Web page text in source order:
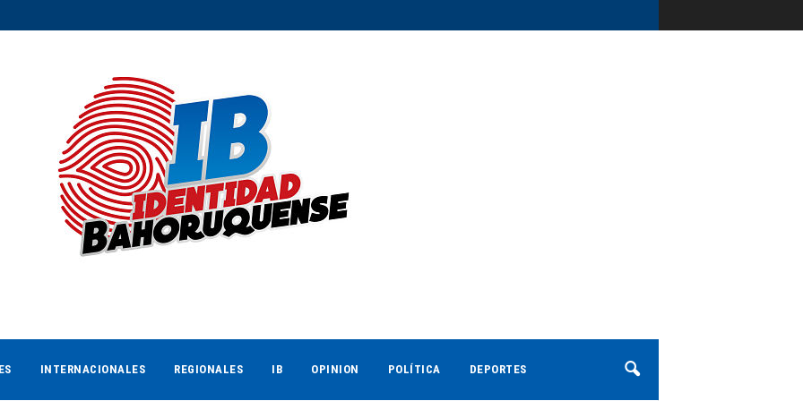
INTERNACIONALES REGIONALES IB OPINION POLÍTICA DEPORTES